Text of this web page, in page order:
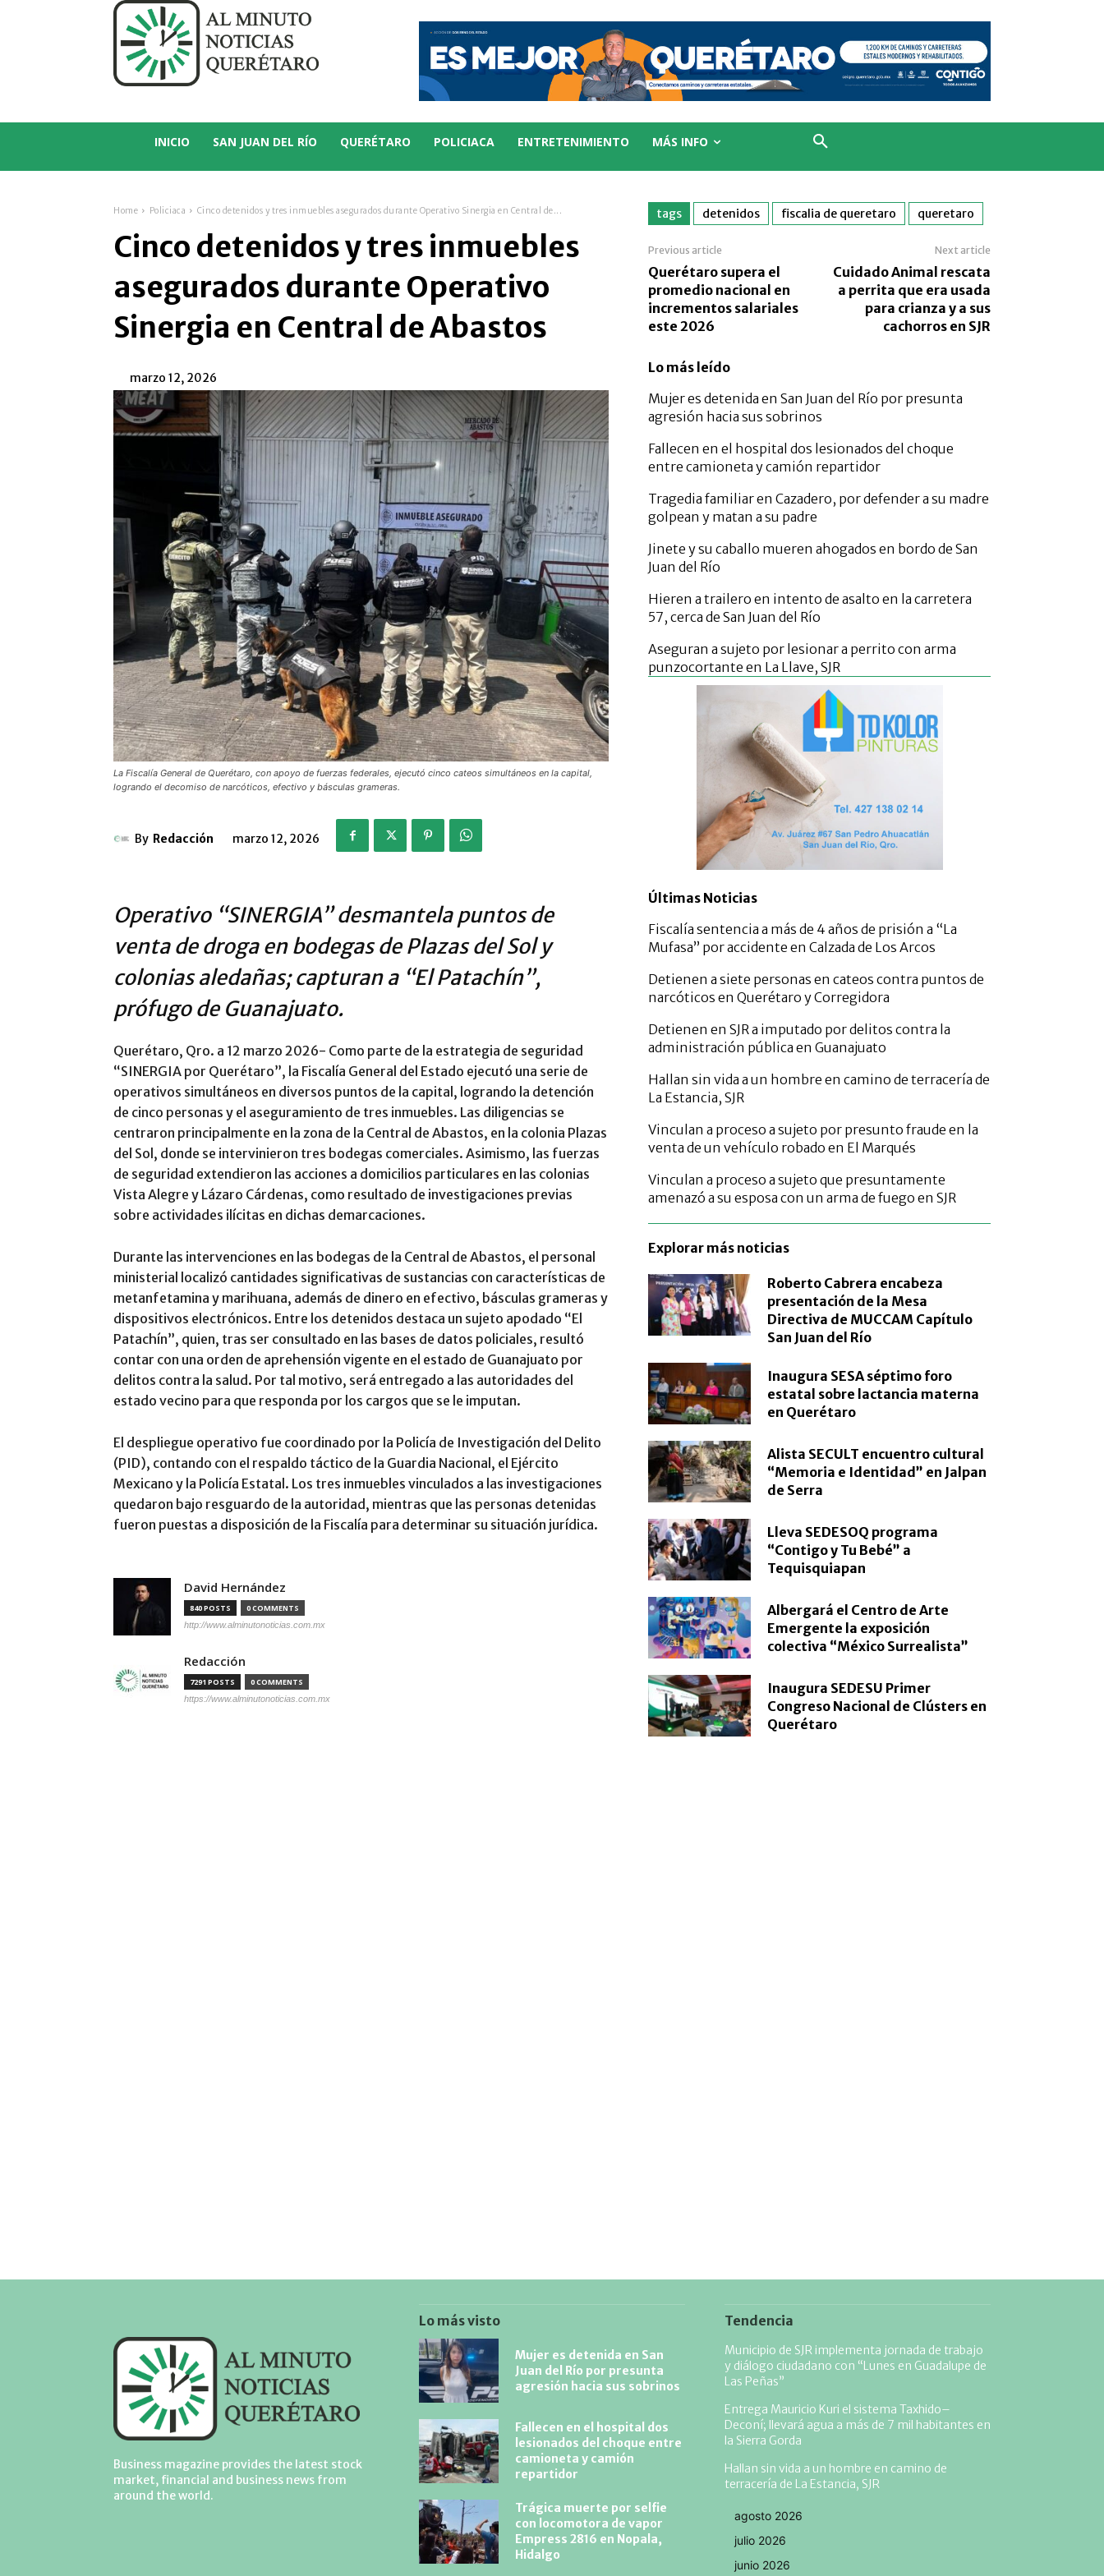
INICIO SAN JUAN DEL RÍO QUERÉTARO POLICIACA ENTRETENIMIENTO MÁS INFO
Home Policiaca Cinco detenidos y tres inmuebles asegurados durante Operativo Sinergia en Central de...
Cinco detenidos y tres inmuebles
asegurados durante Operativo
Sinergia en Central de Abastos
marzo 12, 2026
La Fiscalía General de Querétaro, con apoyo de fuerzas federales, ejecutó cinco cateos simultáneos en la capital,
logrando el decomiso de narcóticos, efectivo y básculas grameras.
By Redacción marzo 12, 2026
Operativo “SINERGIA” desmantela puntos de
venta de droga en bodegas de Plazas del Sol y
colonias aledañas; capturan a “El Patachín”,
prófugo de Guanajuato.
Querétaro, Qro. a 12 marzo 2026- Como parte de la estrategia de seguridad
“SINERGIA por Querétaro”, la Fiscalía General del Estado ejecutó una serie de
operativos simultáneos en diversos puntos de la capital, logrando la detención
de cinco personas y el aseguramiento de tres inmuebles. Las diligencias se
centraron principalmente en la zona de la Central de Abastos, en la colonia Plazas
del Sol, donde se intervinieron tres bodegas comerciales. Asimismo, las fuerzas
de seguridad extendieron las acciones a domicilios particulares en las colonias
Vista Alegre y Lázaro Cárdenas, como resultado de investigaciones previas
sobre actividades ilícitas en dichas demarcaciones.
Durante las intervenciones en las bodegas de la Central de Abastos, el personal
ministerial localizó cantidades significativas de sustancias con características de
metanfetamina y marihuana, además de dinero en efectivo, básculas grameras y
dispositivos electrónicos. Entre los detenidos destaca un sujeto apodado “El
Patachín”, quien, tras ser consultado en las bases de datos policiales, resultó
contar con una orden de aprehensión vigente en el estado de Guanajuato por
delitos contra la salud. Por tal motivo, será entregado a las autoridades del
estado vecino para que responda por los cargos que se le imputan.
El despliegue operativo fue coordinado por la Policía de Investigación del Delito
(PID), contando con el respaldo táctico de la Guardia Nacional, el Ejército
Mexicano y la Policía Estatal. Los tres inmuebles vinculados a las investigaciones
quedaron bajo resguardo de la autoridad, mientras que las personas detenidas
fueron puestas a disposición de la Fiscalía para determinar su situación jurídica.
David Hernández
840 POSTS 0 COMMENTS
http://www.alminutonoticias.com.mx
Redacción
7291 POSTS 0 COMMENTS
https://www.alminutonoticias.com.mx
tags detenidos fiscalia de queretaro queretaro
Previous article
Querétaro supera el
promedio nacional en
incrementos salariales
este 2026
Next article
Cuidado Animal rescata
a perrita que era usada
para crianza y a sus
cachorros en SJR
Lo más leído
Mujer es detenida en San Juan del Río por presunta
agresión hacia sus sobrinos
Fallecen en el hospital dos lesionados del choque
entre camioneta y camión repartidor
Tragedia familiar en Cazadero, por defender a su madre
golpean y matan a su padre
Jinete y su caballo mueren ahogados en bordo de San
Juan del Río
Hieren a trailero en intento de asalto en la carretera
57, cerca de San Juan del Río
Aseguran a sujeto por lesionar a perrito con arma
punzocortante en La Llave, SJR
Últimas Noticias
Fiscalía sentencia a más de 4 años de prisión a “La
Mufasa” por accidente en Calzada de Los Arcos
Detienen a siete personas en cateos contra puntos de
narcóticos en Querétaro y Corregidora
Detienen en SJR a imputado por delitos contra la
administración pública en Guanajuato
Hallan sin vida a un hombre en camino de terracería de
La Estancia, SJR
Vinculan a proceso a sujeto por presunto fraude en la
venta de un vehículo robado en El Marqués
Vinculan a proceso a sujeto que presuntamente
amenazó a su esposa con un arma de fuego en SJR
Explorar más noticias
Roberto Cabrera encabeza
presentación de la Mesa
Directiva de MUCCAM Capítulo
San Juan del Río
Inaugura SESA séptimo foro
estatal sobre lactancia materna
en Querétaro
Alista SECULT encuentro cultural
“Memoria e Identidad” en Jalpan
de Serra
Lleva SEDESOQ programa
“Contigo y Tu Bebé” a
Tequisquiapan
Albergará el Centro de Arte
Emergente la exposición
colectiva “México Surrealista”
Inaugura SEDESU Primer
Congreso Nacional de Clústers en
Querétaro
Business magazine provides the latest stock
market, financial and business news from
around the world.
Lo más visto
Mujer es detenida en San
Juan del Río por presunta
agresión hacia sus sobrinos
Fallecen en el hospital dos
lesionados del choque entre
camioneta y camión
repartidor
Trágica muerte por selfie
con locomotora de vapor
Empress 2816 en Nopala,
Hidalgo
Tendencia
Municipio de SJR implementa jornada de trabajo
y diálogo ciudadano con “Lunes en Guadalupe de
Las Peñas”
Entrega Mauricio Kuri el sistema Taxhido–
Deconí; llevará agua a más de 7 mil habitantes en
la Sierra Gorda
Hallan sin vida a un hombre en camino de
terracería de La Estancia, SJR
agosto 2026
julio 2026
junio 2026